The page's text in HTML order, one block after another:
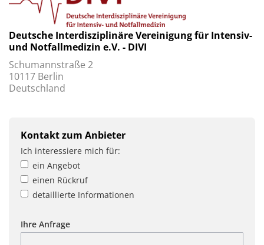
Deutsche Interdisziplinäre Vereinigung für Intensiv-
und Notfallmedizin e.V. - DIVI
Schumannstraße 2
10117 Berlin
Deutschland
Kontakt zum Anbieter
Ich interessiere mich für:
ein Angebot
einen Rückruf
detaillierte Informationen
Ihre Anfrage